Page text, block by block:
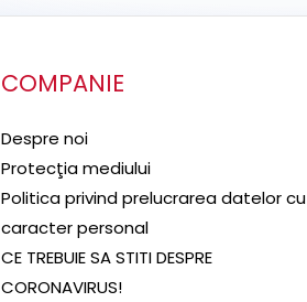
COMPANIE
Despre noi
Protecţia mediului
Politica privind prelucrarea datelor cu
caracter personal
CE TREBUIE SA STITI DESPRE
CORONAVIRUS!